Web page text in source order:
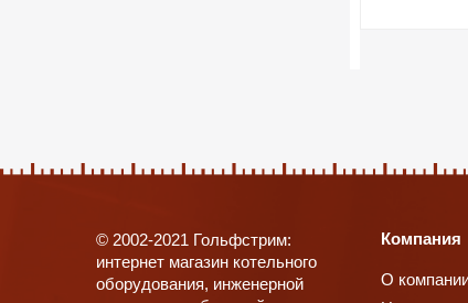
© 2002-2021 Гольфстрим:
интернет магазин котельного
оборудования, инженерной
Компания
О